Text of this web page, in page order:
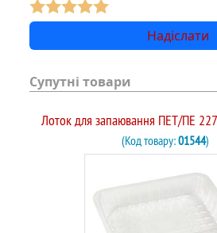
Супутні товари
Лоток для запаювання ПЕТ/ПЕ
(Код товару:01544)